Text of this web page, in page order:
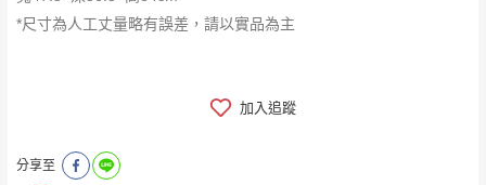
*尺寸為人工丈量略有誤差，請以實品為主
加入追蹤
分享至